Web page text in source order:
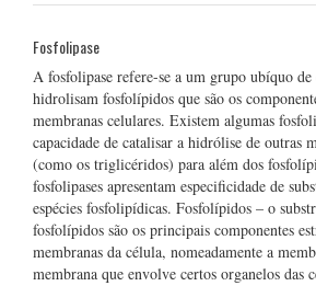
Fosfolipase
A fosfolipase refere-se a um grupo ubíquo de
hidrolisam fosfolípidos que são os
membranas celulares. Existem algumas
capacidade de catalisar a hidrólise de outras
(como os triglicéridos) para além dos
fosfolipases apresentam especificidade de
espécies fosfolipídicas. Fosfolípidos – o
fosfolípidos são os principais componentes
membranas da célula, nomeadamente a
membrana que envolve certos organelos das